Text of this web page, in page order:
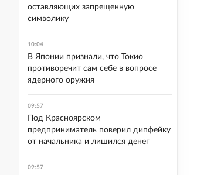
оставляющих запрещенную
символику
10:04
В Японии признали, что Токио
противоречит сам себе в вопросе
ядерного оружия
09:57
Под Красноярском
предприниматель поверил дипфейку
от начальника и лишился денег
09:57